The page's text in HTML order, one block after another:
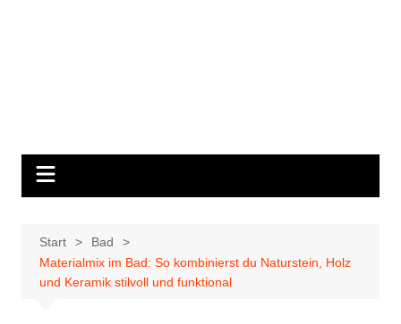
Start
Bad
Materialmix im Bad: So kombinierst du Naturstein, Holz
und Keramik stilvoll und funktional